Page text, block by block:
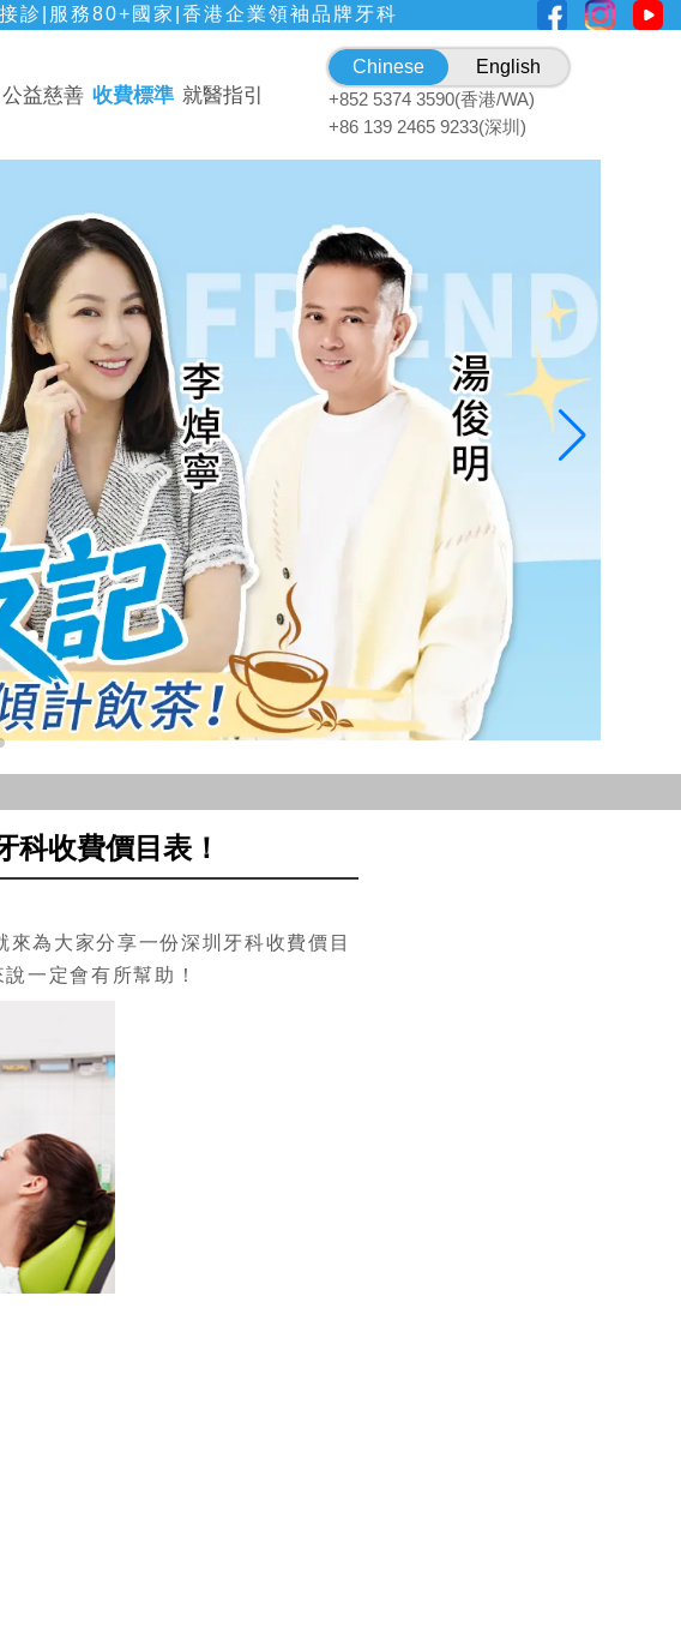
診|服務80+國家|香港企業領袖品牌牙科
公益慈善 收費標準 就醫指引
Chinese
English
+852 5374 3590(香港/WA)
+86 139 2465 9233(深圳)
科收費價目表！
為大家分享一份深圳牙科收費價目
一定會有所幫助！